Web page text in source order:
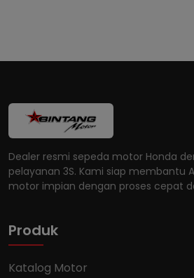
Dealer resmi sepeda motor Honda
pelayanan 3S. Kami siap membantu
motor impian dengan proses cepat
Produk
Katalog Motor